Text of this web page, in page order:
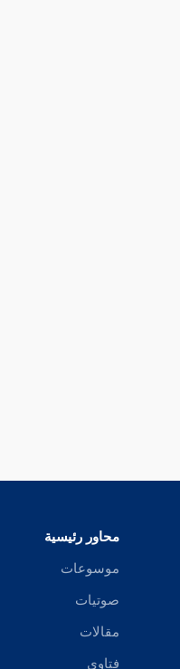
مسألة
محاور رئيسية
موسوعات
صوتيات
مقالات
فتاوى